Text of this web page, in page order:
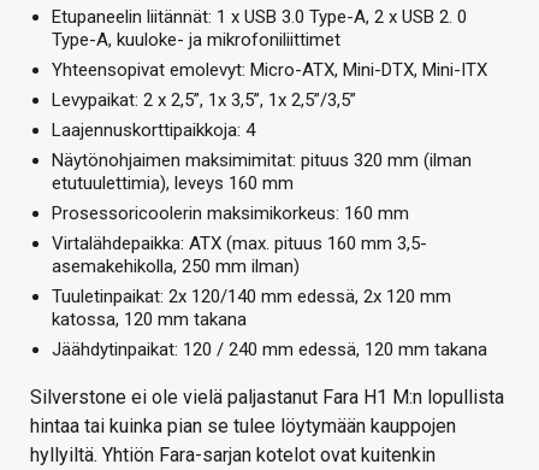
Etupaneelin liitännät: 1 x USB 3.0 Type-A, 2 x USB 2. 0
Type-A, kuuloke- ja mikrofoniliittimet
Yhteensopivat emolevyt: Micro-ATX, Mini-DTX, Mini-ITX
Levypaikat: 2 x 2,5”, 1x 3,5”, 1x 2,5”/3,5”
Laajennuskorttipaikkoja: 4
Näytönohjaimen maksimimitat: pituus 320 mm (ilman
etutuulettimia), leveys 160 mm
Prosessoricoolerin maksimikorkeus: 160 mm
Virtalähdepaikka: ATX (max. pituus 160 mm 3,5-
asemakehikolla, 250 mm ilman)
Tuuletinpaikat: 2x 120/140 mm edessä, 2x 120 mm
katossa, 120 mm takana
Jäähdytinpaikat: 120 / 240 mm edessä, 120 mm takana
Silverstone ei ole vielä paljastanut Fara H1 M:n lopullista
hintaa tai kuinka pian se tulee löytymään kauppojen
hyllyiltä. Yhtiön Fara-sarjan kotelot ovat kuitenkin